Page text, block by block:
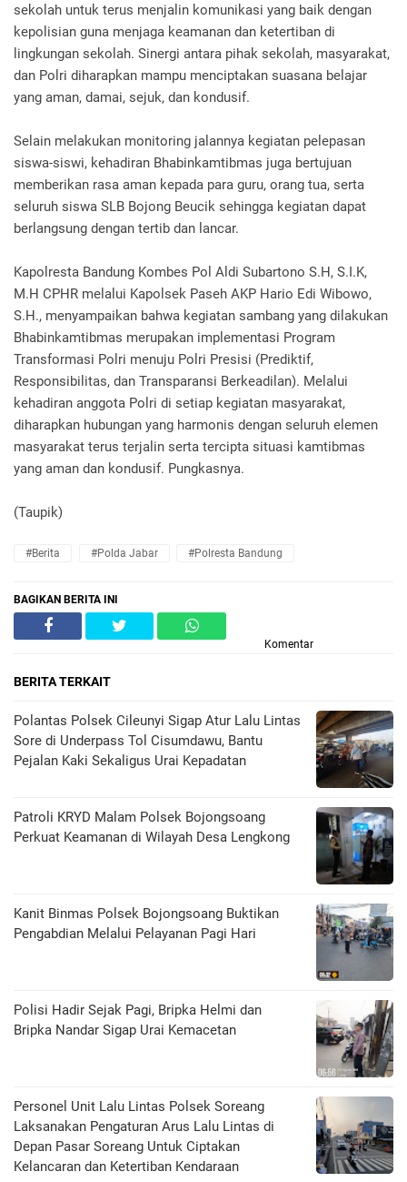
sekolah untuk terus menjalin komunikasi yang baik dengan
kepolisian guna menjaga keamanan dan ketertiban di
lingkungan sekolah. Sinergi antara pihak sekolah, masyarakat,
dan Polri diharapkan mampu menciptakan suasana belajar
yang aman, damai, sejuk, dan kondusif.
Selain melakukan monitoring jalannya kegiatan pelepasan
siswa-siswi, kehadiran Bhabinkamtibmas juga bertujuan
memberikan rasa aman kepada para guru, orang tua, serta
seluruh siswa SLB Bojong Beucik sehingga kegiatan dapat
berlangsung dengan tertib dan lancar.
Kapolresta Bandung Kombes Pol Aldi Subartono S.H, S.I.K,
M.H CPHR melalui Kapolsek Paseh AKP Hario Edi Wibowo,
S.H., menyampaikan bahwa kegiatan sambang yang dilakukan
Bhabinkamtibmas merupakan implementasi Program
Transformasi Polri menuju Polri Presisi (Prediktif,
Responsibilitas, dan Transparansi Berkeadilan). Melalui
kehadiran anggota Polri di setiap kegiatan masyarakat,
diharapkan hubungan yang harmonis dengan seluruh elemen
masyarakat terus terjalin serta tercipta situasi kamtibmas
yang aman dan kondusif. Pungkasnya.
(Taupik)
#Berita #Polda Jabar #Polresta Bandung
BAGIKAN BERITA INI
Komentar
BERITA TERKAIT
Polantas Polsek Cileunyi Sigap Atur Lalu Lintas
Sore di Underpass Tol Cisumdawu, Bantu
Pejalan Kaki Sekaligus Urai Kepadatan
Patroli KRYD Malam Polsek Bojongsoang
Perkuat Keamanan di Wilayah Desa Lengkong
Kanit Binmas Polsek Bojongsoang Buktikan
Pengabdian Melalui Pelayanan Pagi Hari
Polisi Hadir Sejak Pagi, Bripka Helmi dan
Bripka Nandar Sigap Urai Kemacetan
Personel Unit Lalu Lintas Polsek Soreang
Laksanakan Pengaturan Arus Lalu Lintas di
Depan Pasar Soreang Untuk Ciptakan
Kelancaran dan Ketertiban Kendaraan